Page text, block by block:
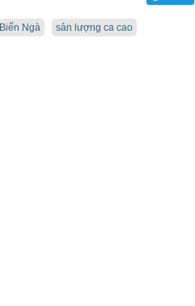
Ngà
sản lượng ca cao